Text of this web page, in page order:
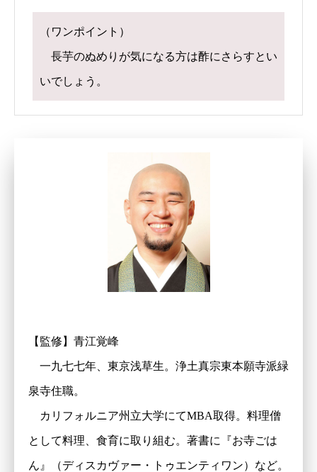
（ワンポイント）
長芋のぬめりが気になる方は酢にさらすとい
いでしょう。
【監修】青江覚峰
一九七七年、東京浅草生。浄土真宗東本願寺派緑
泉寺住職。
カリフォルニア州立大学にてMBA取得。料理僧
として料理、食育に取り組む。著書に『お寺ごは
ん』（ディスカヴァー・トゥエンティワン）など。